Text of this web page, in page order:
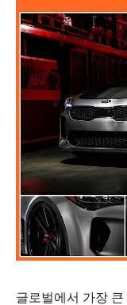
글로벌에서 가장